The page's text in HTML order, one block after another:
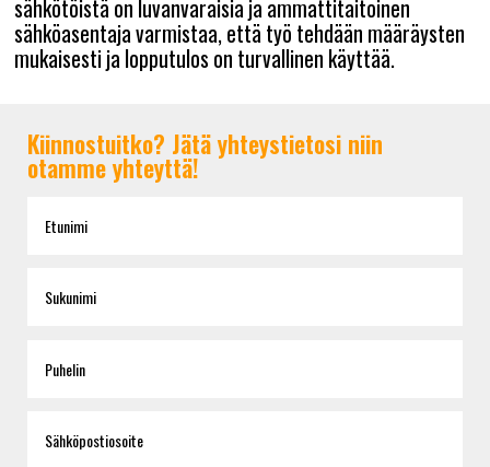
sähkötöistä on luvanvaraisia ja ammattitaitoinen
sähköasentaja varmistaa, että työ tehdään määräysten
mukaisesti ja lopputulos on turvallinen käyttää.
Kiinnostuitko? Jätä yhteystietosi niin
otamme yhteyttä!